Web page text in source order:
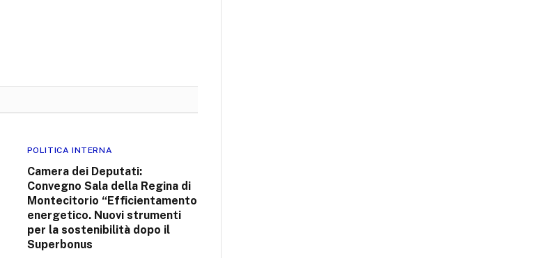
POLITICA INTERNA
Camera dei Deputati:
Convegno Sala della Regina di
Montecitorio “Efficientamento
energetico. Nuovi strumenti
per la sostenibilità dopo il
Superbonus